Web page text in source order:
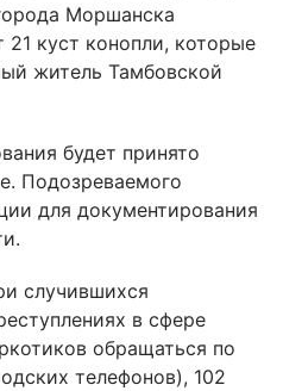
Моршанска
куст конопли, которые
житель Тамбовской
будет принято
Подозреваемого
для документирования
случившихся
в сфере
обращаться по
телефонов), 102